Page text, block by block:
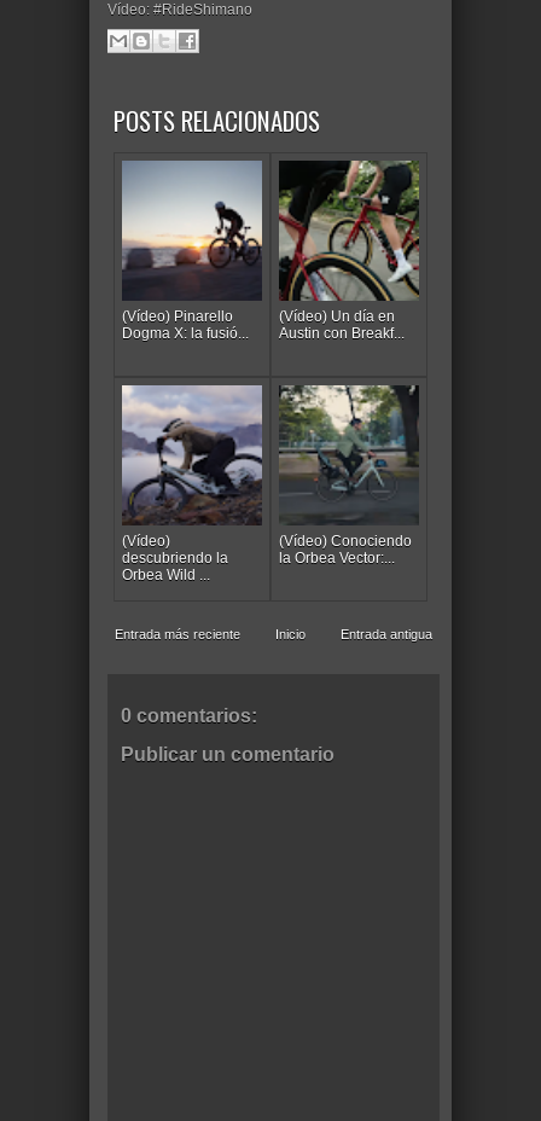
Vídeo: #RideShimano
POSTS RELACIONADOS
(Vídeo) Pinarello
Dogma X: la fusió...
(Vídeo) Un día en
Austin con Breakf...
(Vídeo)
descubriendo la
Orbea Wild ...
(Vídeo) Conociendo
la Orbea Vector:...
Entrada más reciente Entrada antigua
Inicio
0 comentarios:
Publicar un comentario